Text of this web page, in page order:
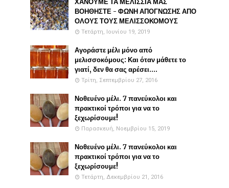
ΒΟΗΘΗΣΤΕ - ΦΩΝΗ ΑΠΟΓΝΩΣΗΣ ΑΠΟ
ΟΛΟΥΣ ΤΟΥΣ ΜΕΛΙΣΣΟΚΟΜΟΥΣ
Τετάρτη, Ιουνίου 19, 2019
Αγοράστε μέλι μόνο από
μελισσοκόμους: Και όταν μάθετε το
γιατί, δεν θα σας αρέσει....
Τρίτη, Σεπτεμβρίου 27, 2016
Νοθευένο μέλι. 7 πανεύκολοι και
πρακτικοί τρόποι για να το
ξεχωρίσουμε!
Παρασκευή, Νοεμβρίου 15, 2019
Νοθευένο μέλι. 7 πανεύκολοι και
πρακτικοί τρόποι για να το
ξεχωρίσουμε!
Τετάρτη, Δεκεμβρίου 21, 2016